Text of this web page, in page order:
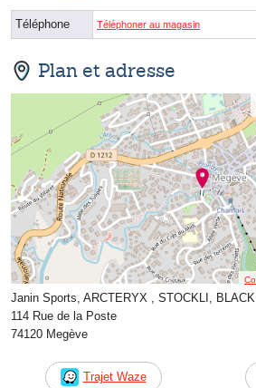
Téléphone Téléphoner au magasin
Plan et adresse
Janin Sports, ARCTERYX , STOCKLI,
114 Rue de la Poste
74120 Megève
Trajet Waze